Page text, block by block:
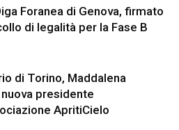
Foranea di Genova, firmato
di legalità per la Fase B
di Torino, Maddalena
presidente
ApritiCielo